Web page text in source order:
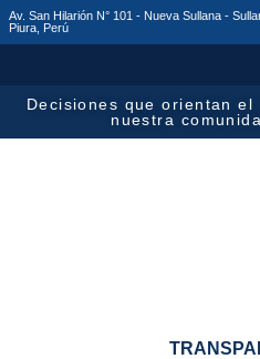
Av. San Hilarión N° 101 - Nueva Sullana -
Piura, Perú
Decisiones que orientan el
nuestra